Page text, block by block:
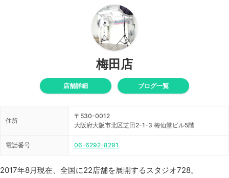
梅田店
店舗詳細 ブログ一覧
住所
〒530-0012
大阪府大阪市北区芝田2-1-3 梅仙堂ビル5階
電話番号 06-6292-8291
2017年8月現在、全国に22店舗を展開するスタジオ728。